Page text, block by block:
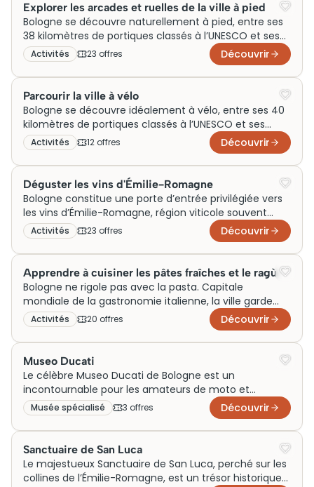
Explorer les arcades et ruelles de la ville à pied
Bologne se découvre naturellement à pied, entre ses
38 kilomètres de portiques classés à l’UNESCO et ses
ruelles médiévales où chaque façade raconte une
histoire. La ville offre une densité de patrimoine rare :
tours penchées, marchés animés du Quadrilatero,
fresques dissimulées dans des cours intérieures
accessibles au détour d’une promenade. Des circuits
guidés de 2 à 3 heures permettent d’explorer ces
quartiers à toutes saisons, avec des tarifs variables
selon la formule choisie.
Activités 23 offres Découvrir
Parcourir la ville à vélo
Bologne se découvre idéalement à vélo, entre ses 40
kilomètres de portiques classés à l’UNESCO et ses
ruelles médiévales que les voitures ne peuvent
atteindre. La ville émilienne, plate et compacte, offre
une configuration rare pour explorer à son rythme le
marché de la Piazza delle Erbe, les dômes de San
Petronio ou les canaux cachés du Ghetto. Circuits
guidés thématiques, locations à la journée, tarifs et
bons plans : tout ce qu’il faut savoir avant de pédaler.
Activités 12 offres Découvrir
Déguster les vins d'Émilie-Romagne
Bologne constitue une porte d’entrée privilégiée vers
les vins d’Émilie-Romagne, région viticole souvent
éclipsée par ses voisines toscane et piémontaise,
mais qui recèle des trésors authentiques. Sangiovese
di Romagna, Pignoletto des Colli Bolognesi ou encore
le véritable Lambrusco artisanal s’y découvrent dans
des caves disséminées entre les portiques historiques.
Les dégustations proposées varient de 15 à 60 euros
selon les domaines visités, alliant systématiquement
produits locaux et explications des terroirs
environnants.
Activités 23 offres Découvrir
Apprendre à cuisiner les pâtes fraîches et le ragù
Bologne ne rigole pas avec la pasta. Capitale
mondiale de la gastronomie italienne, la ville garde
jalousement ses recettes transmises de génération
en génération. Les cours de cuisine bolognaise
permettent d’apprendre à étirer les tagliatelle à la
main et à mijoter un ragù authentique, loin des
versions édulcorées qu’on trouve ailleurs. Comptez
entre 60 et 120 euros par personne pour une session
de 3 à 4 heures, souvent organisée dans de vraies
cuisines familiales du centro storico.
Activités 20 offres Découvrir
Museo Ducati
Le célèbre Museo Ducati de Bologne est un
incontournable pour les amateurs de moto et
d’ingénierie. Situé dans le berceau historique de
Ducati, il célèbre la riche histoire de la marque avec
une impressionnante collection de motos
emblématiques. L’architecture moderne du musée
complète parfaitement l’héritage technologique qu’il
abrite. Initialement conçu pour préserver l’histoire
Musée spécialisé 3 offres Découvrir
Sanctuaire de San Luca
Le majestueux Sanctuaire de San Luca, perché sur les
collines de l’Émilie-Romagne, est un trésor historique